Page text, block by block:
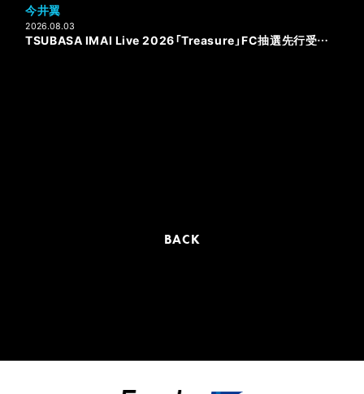
今井翼
2026.08.03
TSUBASA IMAI Live 2026「Treasure」FC抽選先行受付開始！
BACK